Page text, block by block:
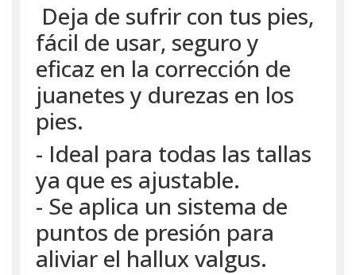
Deja de sufrir con tus pies,
fácil de usar, seguro y
eficaz en la corrección de
juanetes y durezas en los
pies.
- Ideal para todas las tallas
ya que es ajustable.
- Se aplica un sistema de
puntos de presión para
aliviar el hallux valgus.